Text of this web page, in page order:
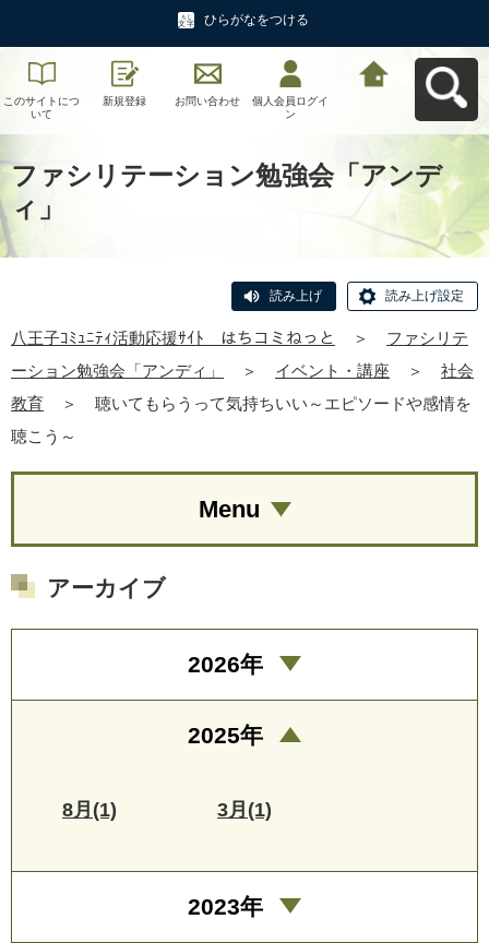
ひらがなをつける
このサイトにつ
いて
新規登録 お問い合わせ
個人会員ログイ
ン
ファシリテーション勉強会「アンデ
ィ」
読み上げ 読み上げ設定
八王子ｺﾐｭﾆﾃｨ活動応援ｻｲﾄ はちコミねっと ＞
ファシリテ
ーション勉強会「アンディ」
＞ イベント・講座 ＞
社会
教育
＞
聴いてもらうって気持ちいい～エピソードや感情を
聴こう～
Menu
アーカイブ
2026年
2025年
8月(1) 3月(1)
2023年